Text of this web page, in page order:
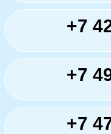
+7
+7
+7